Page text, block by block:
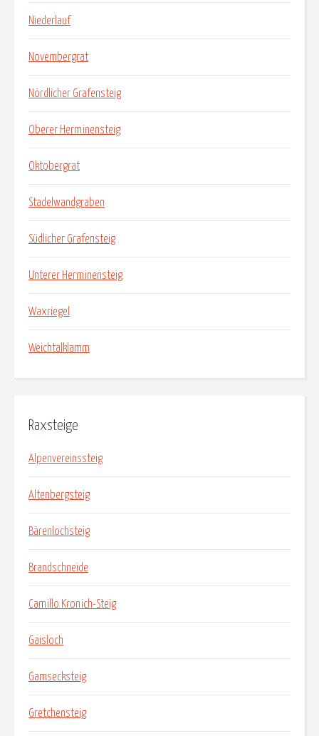
Niederlauf
Novembergrat
Nördlicher Grafensteig
Oberer Herminensteig
Oktobergrat
Stadelwandgraben
Südlicher Grafensteig
Unterer Herminensteig
Waxriegel
Weichtalklamm
Raxsteige
Alpenvereinssteig
Altenbergsteig
Bärenlochsteig
Brandschneide
Camillo Kronich-Steig
Gaisloch
Gamsecksteig
Gretchensteig